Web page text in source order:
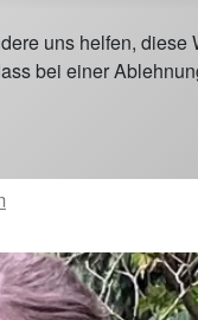
uns helfen,
bei einer